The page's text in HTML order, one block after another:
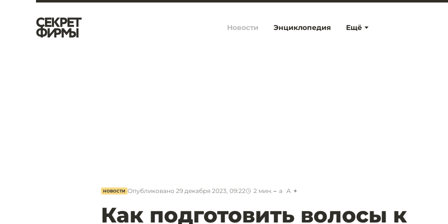
Ещё
Новости Энциклопедия
НОВОСТИ Опубликовано 29 декабря 2023, 09:22 2 мин. a A
Как подготовить волосы к